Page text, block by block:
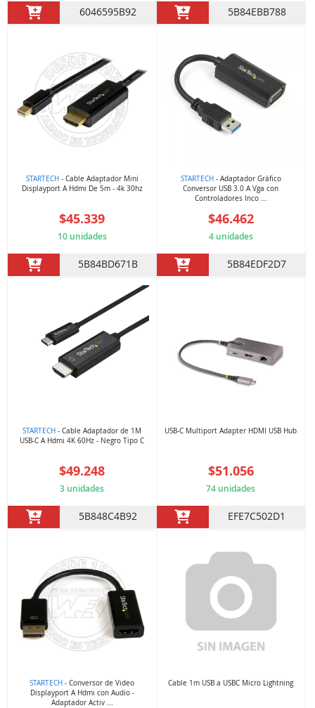
6046595B92 5B84EBB788
STARTECH - Cable Adaptador Mini
Displayport A Hdmi De 5m - 4k 30hz
$45.339
10 unidades
5B84BD671B
STARTECH - Adaptador Gráfico
Conversor USB 3.0 A Vga con
Controladores Inco ...
$46.462
4 unidades
5B84EDF2D7
STARTECH - Cable Adaptador de 1M
USB-C A Hdmi 4K 60Hz - Negro Tipo C
$49.248
3 unidades
5B848C4B92
USB-C Multiport Adapter HDMI USB Hub
$51.056
74 unidades
EFE7C502D1
STARTECH - Conversor de Video
Displayport A Hdmi con Audio -
Adaptador Activ ...
Cable 1m USB a USBC Micro Lightning